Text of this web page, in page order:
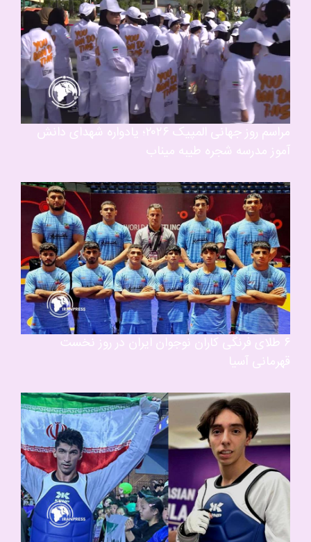
مراسم روز جهانی المپیک ٢٠٢٦؛ یادواره شهداى دانش
آموز مدرسه شجره طیبه میناب
۶ طلای فرنگی کاران نوجوان ایران در روز نخست
قهرمانی آسیا